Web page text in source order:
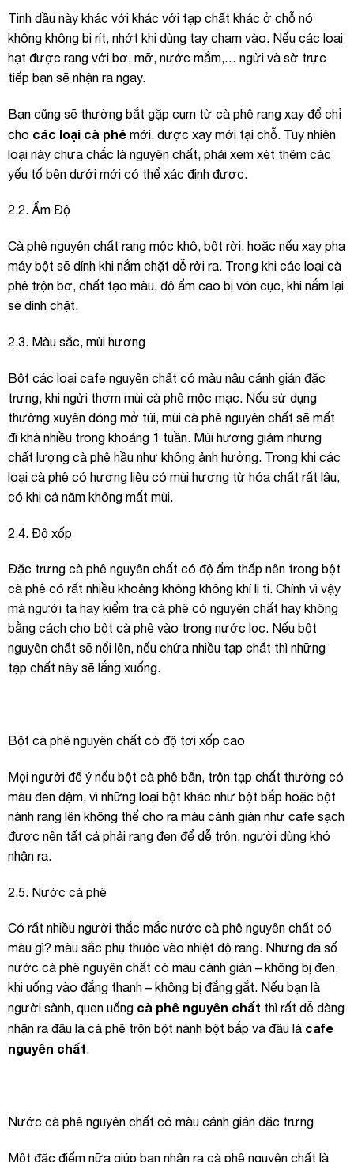
Tinh dầu này khác với khác với tạp chất khác ở chỗ nó
không không bị rít, nhớt khi dùng tay chạm vào. Nếu các loại
hạt được rang với bơ, mỡ, nước mắm,… ngửi và sờ trực
tiếp bạn sẽ nhận ra ngay.
Bạn cũng sẽ thường bắt gặp cụm từ cà phê rang xay để chỉ
cho các loại cà phê mới, được xay mới tại chỗ. Tuy nhiên
loại này chưa chắc là nguyên chất, phải xem xét thêm các
yếu tố bên dưới mới có thể xác định được.
2.2. Ẩm Độ
Cà phê nguyên chất rang mộc khô, bột rời, hoặc nếu xay pha
máy bột sẽ dính khi nắm chặt dễ rời ra. Trong khi các loại cà
phê trộn bơ, chất tạo màu, độ ẩm cao bị vón cục, khi nắm lại
sẽ dính chặt.
2.3. Màu sắc, mùi hương
Bột các loại cafe nguyên chất có màu nâu cánh gián đặc
trưng, khi ngửi thơm mùi cà phê mộc mạc. Nếu sử dụng
thường xuyên đóng mở túi, mùi cà phê nguyên chất sẽ mất
đi khá nhiều trong khoảng 1 tuần. Mùi hương giảm nhưng
chất lượng cà phê hầu như không ảnh hưởng. Trong khi các
loại cà phê có hương liệu có mùi hương từ hóa chất rất lâu,
có khi cả năm không mất mùi.
2.4. Độ xốp
Đặc trưng cà phê nguyên chất có độ ẩm thấp nên trong bột
cà phê có rất nhiều khoảng không không khí li ti. Chính vì vậy
mà người ta hay kiểm tra cà phê có nguyên chất hay không
bằng cách cho bột cà phê vào trong nước lọc. Nếu bột
nguyên chất sẽ nổi lên, nếu chứa nhiều tạp chất thì những
tạp chất này sẽ lắng xuống.
Bột cà phê nguyên chất có độ tơi xốp cao
Mọi người để ý nếu bột cà phê bẩn, trộn tạp chất thường có
màu đen đậm, vì những loại bột khác như bột bắp hoặc bột
nành rang lên không thể cho ra màu cánh gián như cafe sạch
được nên tất cả phải rang đen để dễ trộn, người dùng khó
nhận ra.
2.5. Nước cà phê
Có rất nhiều người thắc mắc nước cà phê nguyên chất có
màu gì? màu sắc phụ thuộc vào nhiệt độ rang. Nhưng đa số
nước cà phê nguyên chất có màu cánh gián – không bị đen,
khi uống vào đắng thanh – không bị đắng gắt. Nếu bạn là
người sành, quen uống cà phê nguyên chất thì rất dễ dàng
nhận ra đâu là cà phê trộn bột nành bột bắp và đâu là cafe
nguyên chất.
Nước cà phê nguyên chất có màu cánh gián đặc trưng
Một đặc điểm nữa giúp bạn nhận ra cà phê nguyên chất là